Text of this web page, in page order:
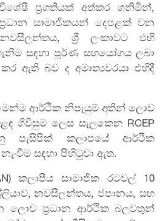
ප්‍රගතියක් අත්කර ගනිමින්,
සාමාජිකයන් දෙපළක් වන
ශ්‍රී ලංකාවට එහි
සඳහා පූර්ණ සහයෝගය ලබා
ඇති බව ද අමාත්‍යවරයා එහිදී
ආර්ථික නිපැයුම් අතින් ලොව
ගිවිසුම ලෙස සැලකෙන RCEP
පැසිපික් කලාපයේ ආර්ථික
සඳහා පිහිටුවා ඇත.
කලාපීය සාමාජික රටවල් 10
නවසීලන්තය, ජපානය, සහ
ලොව ප්‍රධාන ආර්ථික බලවතුන්